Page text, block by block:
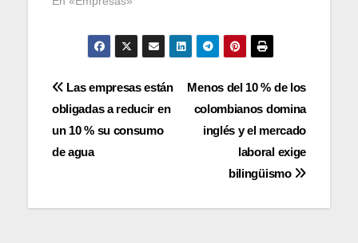
Navegación
de
entradas
Menos del 10 % de los
colombianos domina
inglés y el mercado
laboral exige
bilingüismo
Las empresas están
obligadas a reducir en
un 10 % su consumo
de agua